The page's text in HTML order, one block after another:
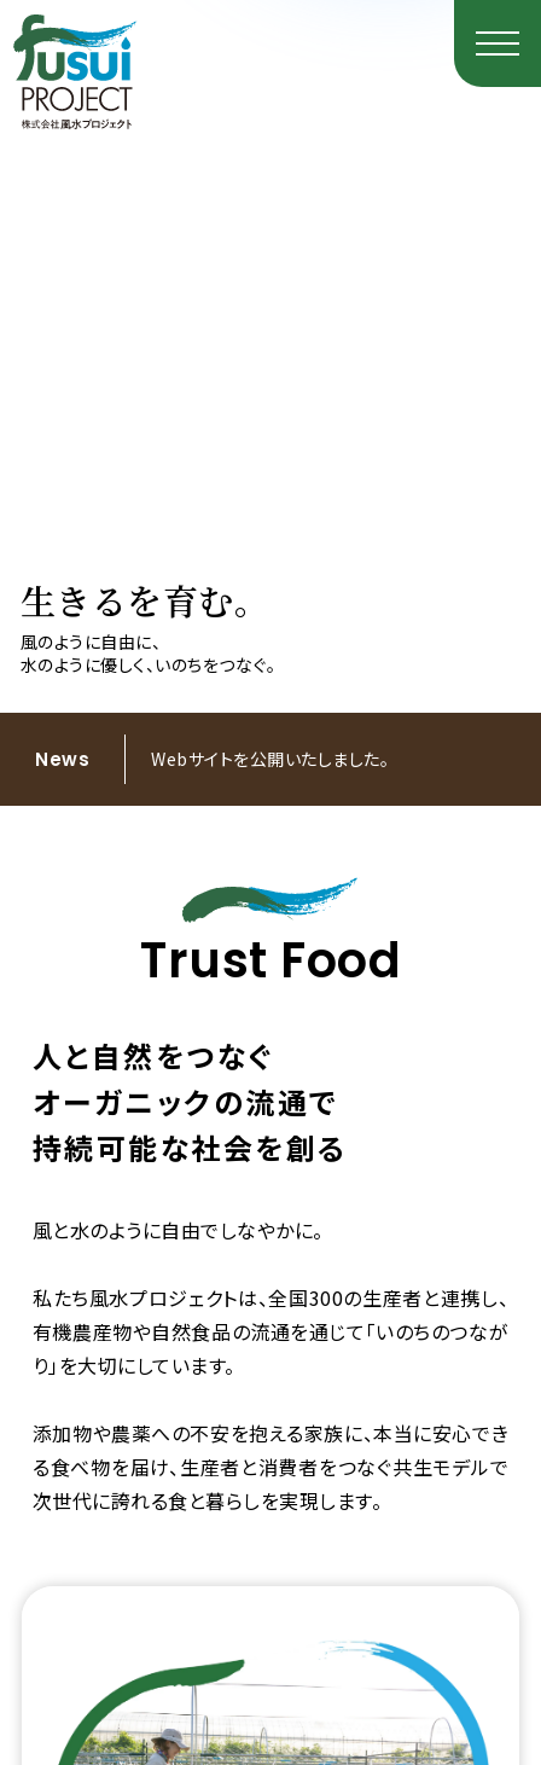
生きるを育む。
風のように自由に、
水のように優しく、いのちをつなぐ。
News Webサイトを公開いたしました。
Trust Food
人と自然をつなぐ
オーガニックの流通で
持続可能な社会を創る
風と水のように自由でしなやかに。
私たち風水プロジェクトは、全国300の生産者と連携し、
有機農産物や自然食品の流通を通じて「いのちのつなが
り」を大切にしています。
添加物や農薬への不安を抱える家族に、本当に安心でき
る食べ物を届け、生産者と消費者をつなぐ共生モデルで
次世代に誇れる食と暮らしを実現します。